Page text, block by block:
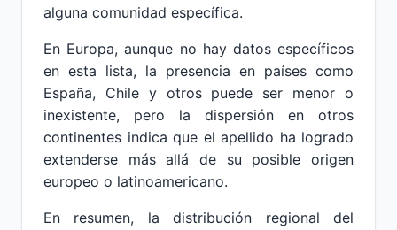
alguna comunidad específica.
En Europa, aunque no hay datos específicos
en esta lista, la presencia en países como
España, Chile y otros puede ser menor o
inexistente, pero la dispersión en otros
continentes indica que el apellido ha logrado
extenderse más allá de su posible origen
europeo o latinoamericano.
En resumen, la distribución regional del